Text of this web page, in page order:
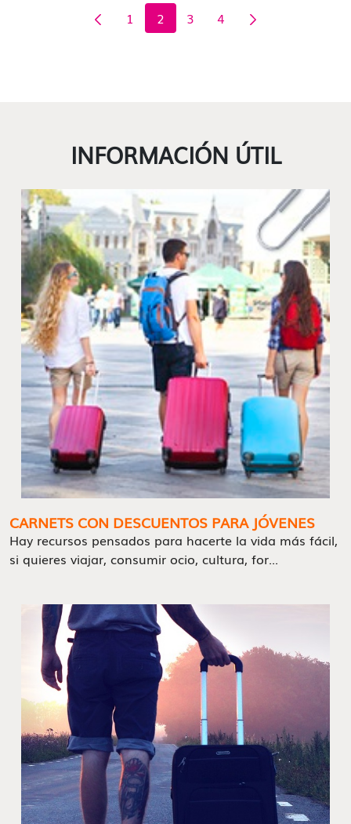
Página
1 Página
2 Página
3 Página
4
INFORMACIÓN ÚTIL
CARNETS CON DESCUENTOS PARA JÓVENES
Hay recursos pensados para hacerte la vida más fácil,
si quieres viajar, consumir ocio, cultura, for...